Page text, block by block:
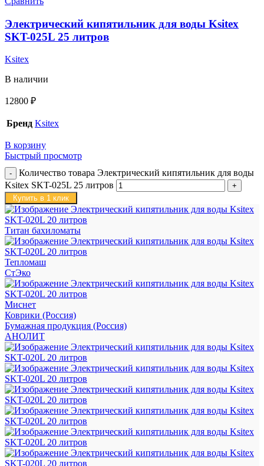
Электрический кипятильник для воды Ksitex
SKT-025L 25 литров
Ksitex
В наличии
12800 ₽
Бренд Ksitex
В корзину
Быстрый просмотр
Количество товара Электрический кипятильник для воды
Ksitex SKT-025L 25 литров
Купить в 1 клик
Титан бахиломаты
Тепломаш
СтЭко
Миснет
Коврики (Россия)
Бумажная продукция (Россия)
АНОЛИТ